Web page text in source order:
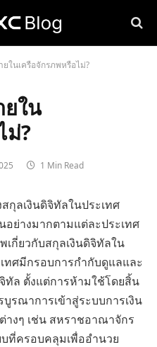
ในเครือจักรภพหรือไม่?
ใน
ม่?
1 Min Read
ลเงินดิจิทัลในประเทศ
ย่างมากตามแต่ละประเทศ
เกี่ยวกับสกุลเงินดิจิทัลใน
ทศมีกรอบการกำกับดูแลและ
ทัล ตั้งแต่การห้ามใช้โดยสิ้น
รณาการเข้าสู่ระบบการเงิน
างๆ เช่น สหราชอาณาจักร
ที่ครอบคลุมเพื่ออำนวย